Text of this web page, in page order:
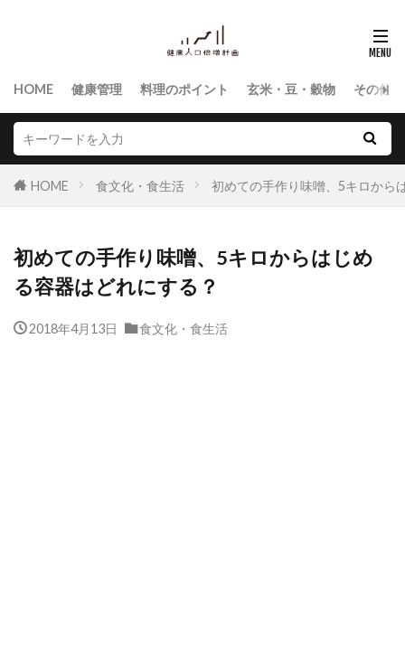
HOME 健康管理 料理のポイント 玄米・豆・穀物 その他
HOME 食文化・食生活 初めての手作り味噌、5キロから
初めての手作り味噌、5キロからはじめ
る容器はどれにする？
2018年4月13日 食文化・食生活